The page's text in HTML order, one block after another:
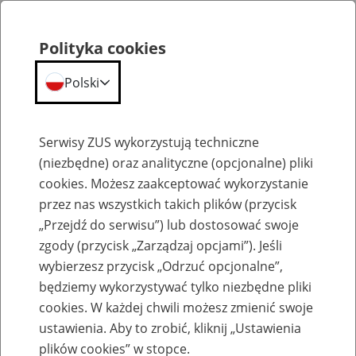
Emerytury
Baza zlikwidowanych lub
przekształconych zakładów pracy
Polityka cookies
Polski
Serwisy ZUS wykorzystują techniczne
(niezbędne) oraz analityczne (opcjonalne) pliki
cookies. Możesz zaakceptować wykorzystanie
przez nas wszystkich takich plików (przycisk
„Przejdź do serwisu”) lub dostosować swoje
zgody (przycisk „Zarządzaj opcjami”). Jeśli
wybierzesz przycisk „Odrzuć opcjonalne”,
będziemy wykorzystywać tylko niezbędne pliki
cookies. W każdej chwili możesz zmienić swoje
ustawienia. Aby to zrobić, kliknij „Ustawienia
plików cookies” w stopce.